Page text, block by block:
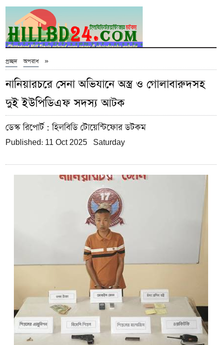
প্রচ্ছদ »
অপরাধ
নানিয়ারচরে সেনা অভিযানে অস্ত্র ও গোলাবারুদসহ
দুই ইউপিডিএফ সদস্য আটক
ডেস্ক রিপোর্ট: হিলবিডি টোয়েন্টিফোর ডটকম
Published: 11 Oct 2025 Saturday